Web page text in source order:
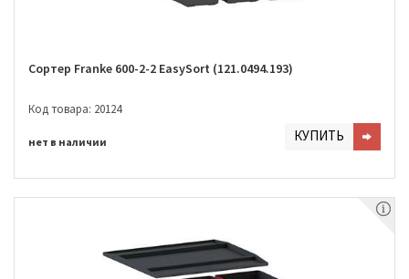
Сортер Franke 600-2-2 EasySort (121.0494.193)
Код товара: 20124
нет в наличии КУПИТЬ